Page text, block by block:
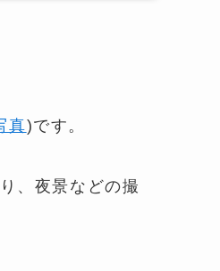
真)です。
、夜景などの撮